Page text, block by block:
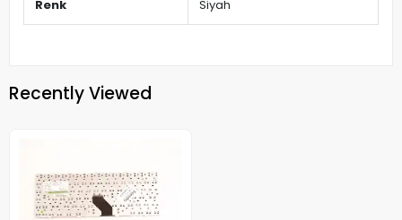
Renk Siyah
Recently Viewed